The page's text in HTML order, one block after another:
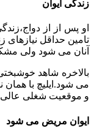
زندگی ایوان
او پس از از
تامین حداقل
آنان می شود ولی
بالاخره شاهد
می شود.ایلیچ با همان
و موقعیت شغلی عالی
ایوان مریض می شود